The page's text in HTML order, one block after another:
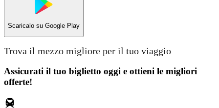
Scaricalo su Google Play
Trova il mezzo migliore per il tuo viaggio
Assicurati il ​​tuo biglietto oggi e ottieni le migliori
offerte!